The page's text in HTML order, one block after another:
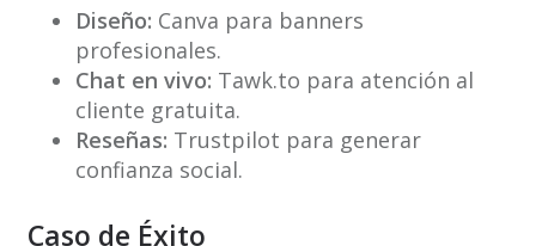
Diseño: Canva para banners
profesionales.
Chat en vivo: Tawk.to para atención al
cliente gratuita.
Reseñas: Trustpilot para generar
confianza social.
Caso de Éxito